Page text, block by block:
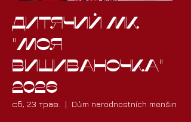
Дитячий МК
"Моя
вишиваночка"
2026
сб, 23 трав.
  |
Dům narodnostních menšin